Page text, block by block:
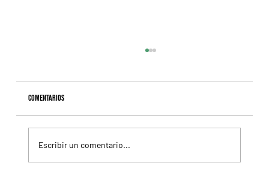
Comentarios
Escribir un comentario...